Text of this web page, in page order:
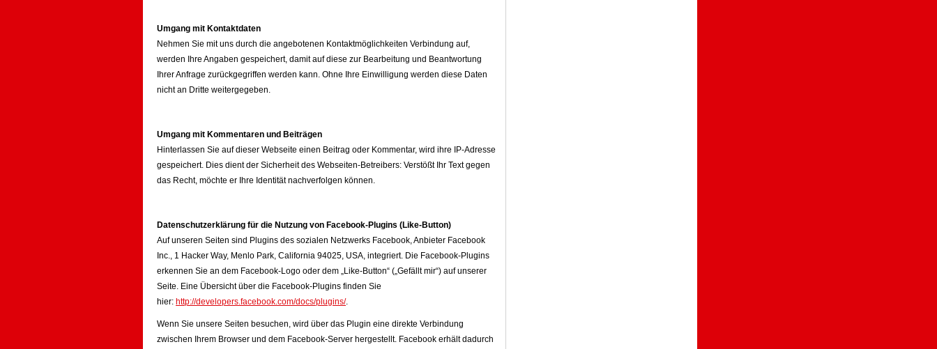
Umgang mit Kontaktdaten
Nehmen Sie mit uns durch die angebotenen Kontaktmöglichkeiten Verbindung auf,
werden Ihre Angaben gespeichert, damit auf diese zur Bearbeitung und Beantwortung
Ihrer Anfrage zurückgegriffen werden kann. Ohne Ihre Einwilligung werden diese Daten
nicht an Dritte weitergegeben.
Umgang mit Kommentaren und Beiträgen
Hinterlassen Sie auf dieser Webseite einen Beitrag oder Kommentar, wird ihre IP-Adresse
gespeichert. Dies dient der Sicherheit des Webseiten-Betreibers: Verstößt Ihr Text gegen
das Recht, möchte er Ihre Identität nachverfolgen können.
Datenschutzerklärung für die Nutzung von Facebook-Plugins (Like-Button)
Auf unseren Seiten sind Plugins des sozialen Netzwerks Facebook, Anbieter Facebook
Inc., 1 Hacker Way, Menlo Park, California 94025, USA, integriert. Die Facebook-Plugins
erkennen Sie an dem Facebook-Logo oder dem „Like-Button“ („Gefällt mir“) auf unserer
Seite. Eine Übersicht über die Facebook-Plugins finden Sie
hier: http://developers.facebook.com/docs/plugins/.
Wenn Sie unsere Seiten besuchen, wird über das Plugin eine direkte Verbindung
zwischen Ihrem Browser und dem Facebook-Server hergestellt. Facebook erhält dadurch